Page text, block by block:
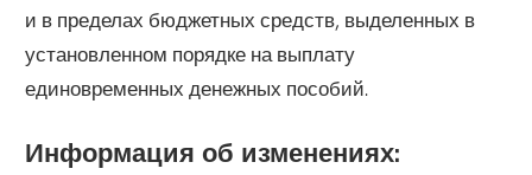
и в пределах бюджетных средств, выделенных в
установленном порядке на выплату
единовременных денежных пособий.
Информация об изменениях: